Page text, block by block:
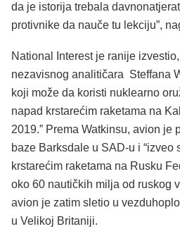
da je istorija trebala
protivnike da nauče tu lekciju”,
National Interest je ranije
nezavisnog analitičara Steffana
koji može da koristi nuklearno
napad krstarećim raketama na
2019.” Prema Watkinsu, avion je
baze Barksdale u SAD-u i “izveo
krstarećim raketama na Rusku
oko 60 nautičkih milja od ruskog
avion je zatim sletio u
u Velikoj Britaniji.